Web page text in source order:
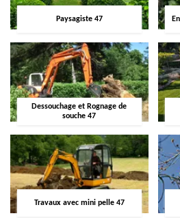
Paysagiste 47
Dessouchage et Rognage de
souche 47
Travaux avec mini pelle 47